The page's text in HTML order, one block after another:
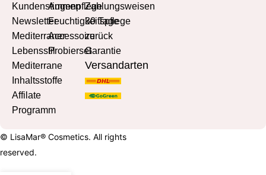
Kundenstimmen
Newsletter
Mediterraner
Lebensstil
Mediterrane
Inhaltsstoffe
Affilate
Programm
Augenpflege
Feuchtigkeitspflege
Accessoire
Probierset
Zahlungsweisen
30 Tage
zurück
Garantie
Versandarten
© LisaMar® Cosmetics. All rights
reserved.